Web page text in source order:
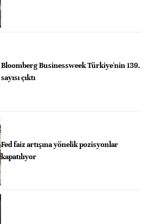
Bloomberg Businessweek Türkiye'nin 139.
sayısı çıktı
Fed faiz artışına yönelik pozisyonlar
kapatılıyor